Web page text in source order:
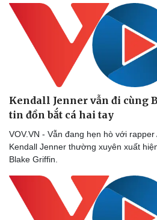
Kendall Jenner vẫn đi cùng
tin đồn bắt cá hai tay
VOV.VN - Vẫn đang hẹn hò với rapper
Kendall Jenner thường xuyên xuất
Blake Griffin.